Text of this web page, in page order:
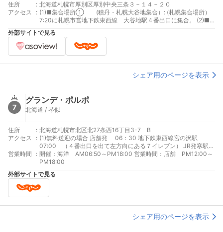
住所 : 北海道札幌市厚別区厚別中央三条３－１４－２０
アクセス
: (1)■集合場所① (積丹・札幌大谷地集合）: (札幌集合場所）
7:20に札幌市営地下鉄東西線 大谷地駅４番出口に集合。 (2)■
集合場所② （積丹プログラム・現地集合） （積丹美国 現地
集合場所）9:20に 北海道積丹郡積丹町大字美国町字船澗380-6
積丹町観光せんたぁに集合 (3)■集合場所③ （支笏湖プログラ
ム・現地集合） （支笏湖 現地集合場所）８:30に 千歳市支笏湖
外部サイトで見る
シェア用のページを表示
7
グランデ・ポルポ
北海道 / 琴似
住所 : 北海道札幌市北区北27条西16丁目3-7 B
アクセス
: (1)無料送迎の場合 店舗発 06：30 地下鉄東西線宮の沢駅
07:00 （４番出口を出て左方向にある７イレブン） JR発寒駅
07:10 （南口） (2)公共の交通機関で店舗に来店する場合 JR
学園都市線、新川駅、徒歩4分
営業時間 : 開催：海洋 AM06:50～PM18:00 営業時間：店舗 PM12:00～
PM18:00
外部サイトで見る
シェア用のページを表示